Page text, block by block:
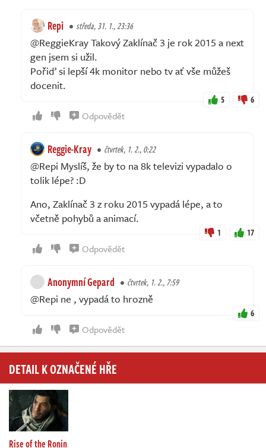
Repi středa, 31. 1., 23:36
@ReggieKray Takový Zaklínač 3 je rok 2015 a next
gen jsem si užil.
Pořiď si lepší 4k monitor nebo tv ať vše můžeš
docenit.
5 6
Odpovědět
Reggie-Kray čtvrtek, 1. 2., 0:22
@Repi Myslíš, že by to na 8k televizi vypadalo o
tolik lépe? :D
Ano, Zaklínač 3 z roku 2015 vypadá lépe, a to
včetně pohybů a animací.
1 17
Odpovědět
Anonymní Gepard čtvrtek, 1. 2., 7:59
@Repi ne , vypadá to hrozně
6
Odpovědět
DETAIL K OZNAČENÉ HŘE
Rise of the Ronin